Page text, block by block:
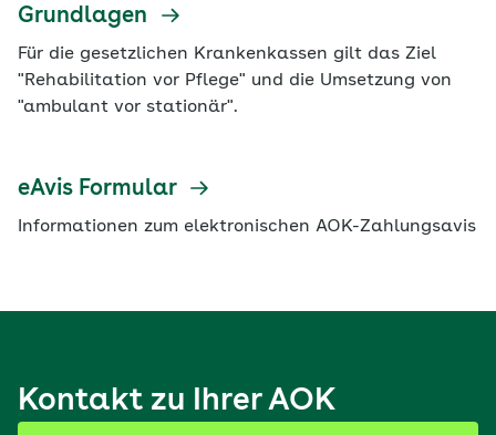
Grundlagen
Für die gesetzlichen Krankenkassen gilt das Ziel
"Rehabilitation vor Pflege" und die Umsetzung von
"ambulant vor stationär".
eAvis Formular
Informationen zum elektronischen AOK-Zahlungsavis
Kontakt zu Ihrer AOK